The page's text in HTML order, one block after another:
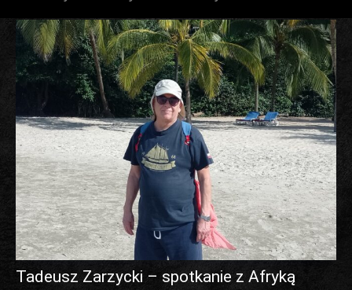
Tadeusz Zarzycki – spotkanie z Afryką